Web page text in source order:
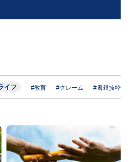
イフ #教育 #クレーム #書籍抜粋